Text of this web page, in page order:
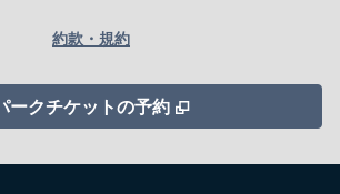
約款・規約
ークチケットの予約 ,